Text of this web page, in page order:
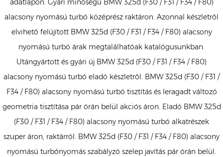
adatlapon. Gyári minőségű BMW 325d (F30 / F31 / F34 / F80)
alacsony nyomású turbó középrész raktáron. Azonnal készletről
elvihető felújított BMW 325d (F30 / F31 / F34 / F80) alacsony
nyomású turbó árak megtalálhatóak katalógusunkban.
Utángyártott és gyári új BMW 325d (F30 / F31 / F34 / F80)
alacsony nyomású turbó eladó készletről. BMW 325d (F30 / F31 /
F34 / F80) alacsony nyomású turbó tisztítás és leragadt változó
geometria tisztítása pár órán belül akciós áron. Eladó BMW 325d
(F30 / F31 / F34 / F80) alacsony nyomású turbó alkatrészek
szuper áron, raktárról. BMW 325d (F30 / F31 / F34 / F80) alacsony
nyomású turbónyomás szabályzó szelep javítás pár órán belül.